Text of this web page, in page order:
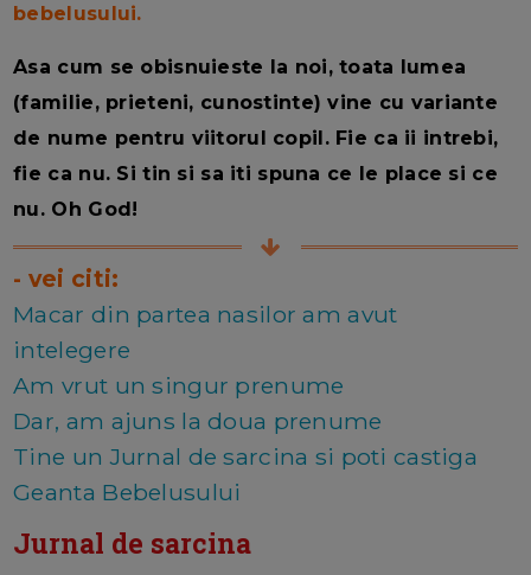
bebelusului.
Asa cum se obisnuieste la noi, toata lumea
(familie, prieteni, cunostinte) vine cu variante
de nume pentru viitorul copil. Fie ca ii intrebi,
fie ca nu. Si tin si sa iti spuna ce le place si ce
nu. Oh God!
- vei citi:
Macar din partea nasilor am avut
intelegere
Am vrut un singur prenume
Dar, am ajuns la doua prenume
Tine un Jurnal de sarcina si poti castiga
Geanta Bebelusului
Jurnal de sarcina